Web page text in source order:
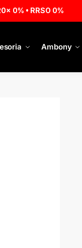
0% • RRSO 0%
Ambony